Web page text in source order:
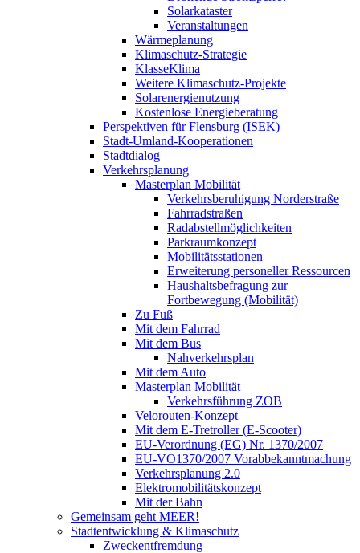
Solarkataster
Veranstaltungen
Wärmeplanung
Klimaschutz-Strategie
KlasseKlima
Weitere Klimaschutz-Projekte
Solarenergienutzung
Kostenlose Energieberatung
Perspektiven für Flensburg (ISEK)
Stadt-Umland-Kooperationen
Stadtdialog
Verkehrsplanung
Masterplan Mobilität
Verkehrsberuhigung Norderstraße
Fahrradstraßen
Radabstellmöglichkeiten
Parkraumkonzept
Mobilitätsstationen
Erweiterung personeller Ressourcen
Haushaltsbefragung zur
Fortbewegung (Mobilität)
Zu Fuß
Mit dem Fahrrad
Mit dem Bus
Nahverkehrsplan
Mit dem Auto
Masterplan Mobilität
Verkehrsführung ZOB
Velorouten-Konzept
Mit dem E-Tretroller (E-Scooter)
EU-Verordnung (EG) Nr. 1370/2007
EU-VO1370/2007 Vorabbekanntmachung
Verkehrsplanung 2.0
Elektromobilitätskonzept
Mit der Bahn
Gemeinsam geht MEER!
Stadtentwicklung & Klimaschutz
Zweckentfremdung